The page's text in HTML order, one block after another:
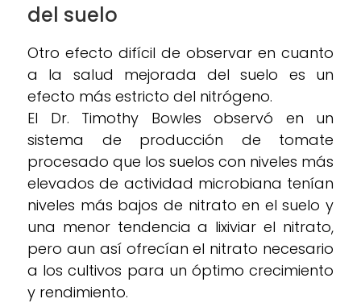
del suelo
Otro efecto difícil de observar en cuanto
a la salud mejorada del suelo es un
efecto más estricto del nitrógeno.
El Dr. Timothy Bowles observó en un
sistema de producción de tomate
procesado que los suelos con niveles más
elevados de actividad microbiana tenían
niveles más bajos de nitrato en el suelo y
una menor tendencia a lixiviar el nitrato,
pero aun así ofrecían el nitrato necesario
a los cultivos para un óptimo crecimiento
y rendimiento.